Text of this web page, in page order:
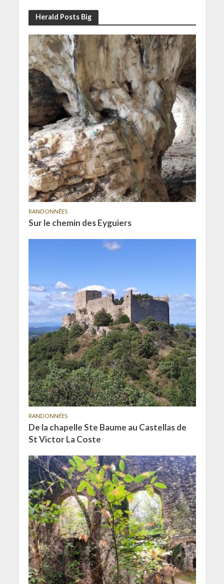
Herald Posts Big
RANDONNÉES
Sur le chemin des Eyguiers
RANDONNÉES
De la chapelle Ste Baume au Castellas de
St Victor La Coste